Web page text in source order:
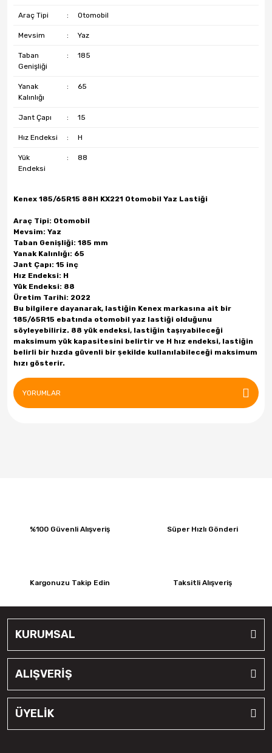
Araç Tipi : Otomobil
Mevsim : Yaz
Taban
Genişliği
: 185
Yanak
Kalınlığı
: 65
Jant Çapı : 15
Hız Endeksi : H
Yük
Endeksi
: 88
Kenex 185/65R15 88H KX221 Otomobil Yaz Lastiği
Araç Tipi: Otomobil
Mevsim: Yaz
Taban Genişliği: 185 mm
Yanak Kalınlığı: 65
Jant Çapı: 15 inç
Hız Endeksi: H
Yük Endeksi: 88
Üretim Tarihi: 2022
Bu bilgilere dayanarak, lastiğin Kenex markasına ait bir
185/65R15 ebatında otomobil yaz lastiği olduğunu
söyleyebiliriz. 88 yük endeksi, lastiğin taşıyabileceği
maksimum yük kapasitesini belirtir ve H hız endeksi, lastiğin
belirli bir hızda güvenli bir şekilde kullanılabileceği maksimum
hızı gösterir.
YORUMLAR
%100 Güvenli Alışveriş Süper Hızlı Gönderi
Kargonuzu Takip Edin Taksitli Alışveriş
KURUMSAL
ALIŞVERİŞ
ÜYELİK
Powcan
R1 Jant
RC
Riken
Roadstone
Sava
Starmaxx
Topplo
Waterfall
Yokohoma